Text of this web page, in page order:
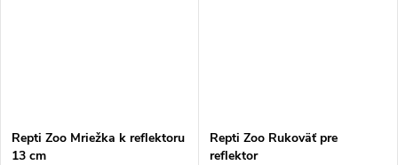
Repti Zoo Mriežka k reflektoru
13 cm
Repti Zoo Rukoväť pre
reflektor